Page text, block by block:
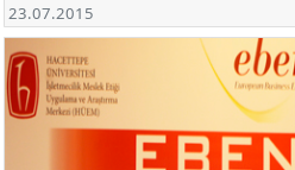
23.07.2015